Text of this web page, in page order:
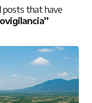
posts that have